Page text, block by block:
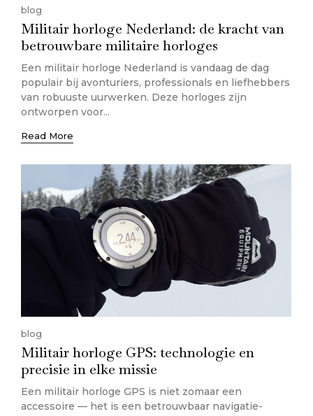
blog
Militair horloge Nederland: de kracht van
betrouwbare militaire horloges
Een militair horloge Nederland is vandaag de dag
populair bij avonturiers, professionals en liefhebbers
van robuuste uurwerken. Deze horloges zijn
ontworpen voor...
Read More
blog
Militair horloge GPS: technologie en
precisie in elke missie
Een militair horloge GPS is niet zomaar een
accessoire — het is een betrouwbaar navigatie-